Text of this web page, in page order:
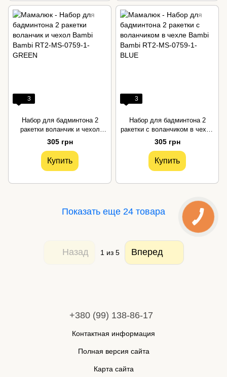
3
Набор для бадминтона 2
ракетки воланчик и чехол
Bambi
305 грн
Купить
3
Набор для бадминтона 2
ракетки с воланчиком в чехле
Bambi
305 грн
Купить
Показать еще 24 товара
Назад 1 из 5 Вперед
+380 (99) 138-86-17
Контактная информация
Полная версия сайта
Карта сайта